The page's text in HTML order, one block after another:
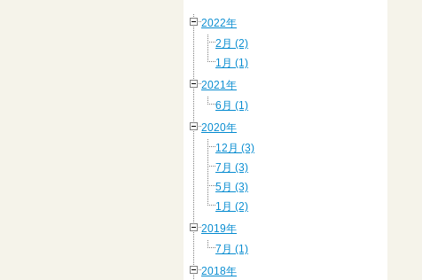
2022年
2月 (2)
1月 (1)
2021年
6月 (1)
2020年
12月 (3)
7月 (3)
5月 (3)
1月 (2)
2019年
7月 (1)
2018年